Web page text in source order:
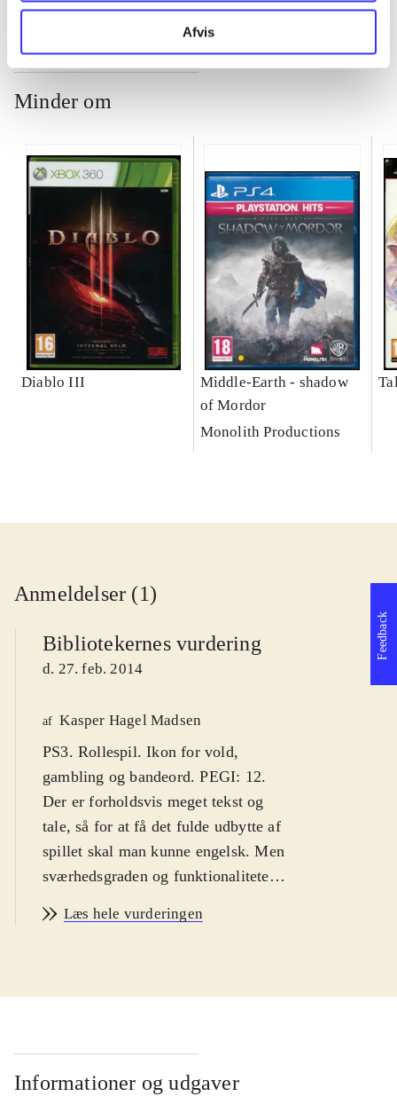
Afvis
Minder om
Diablo III
Middle-Earth - shadow
of Mordor
Monolith Productions
Anmeldelser (1)
Bibliotekernes vurdering
d. 27. feb. 2014
af Kasper Hagel Madsen
PS3. Rollespil. Ikon for vold,
gambling og bandeord. PEGI: 12.
Der er forholdsvis meget tekst og
tale, så for at få det fulde udbytte af
spillet skal man kunne engelsk. Men
sværhedsgraden og funktionaliteten
aldersgruppen er 8 år.
Spillene har fået en makeover i flot
eventyrverden til at træde ny og
spændende frem. Man er
teenagedrengen Lloyd. Med på sine
Læs hele vurderingen
Informationer og udgaver
Feedback